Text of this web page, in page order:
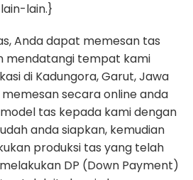
lain.}
Anda dapat memesan tas
mendatangi tempat kami
di Kadungora, Garut, Jawa
secara online anda
tas kepada kami dengan
anda siapkan, kemudian
produksi tas yang telah
DP (Down Payment)